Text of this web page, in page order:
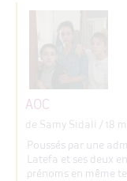
AOC
de Samy Sidali
/ 18
Poussés par une
Latefa et ses deux
prénoms en même